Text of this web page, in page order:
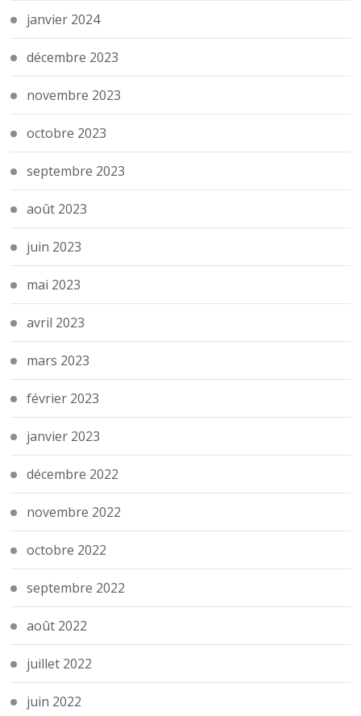
janvier 2024
décembre 2023
novembre 2023
octobre 2023
septembre 2023
août 2023
juin 2023
mai 2023
avril 2023
mars 2023
février 2023
janvier 2023
décembre 2022
novembre 2022
octobre 2022
septembre 2022
août 2022
juillet 2022
juin 2022